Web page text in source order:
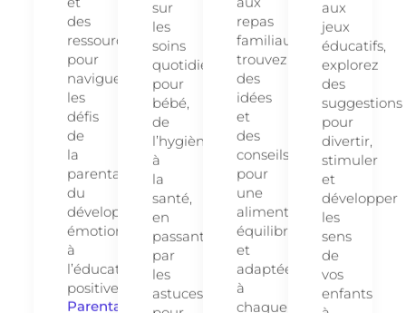
des
ressources
pour
naviguer
les
défis
de
la
parentalité,
du
développement
émotionnel
à
l’éducation
positive.
Parentalité
sur
les
soins
quotidiens
pour
bébé,
de
l’hygiène
à
la
santé,
en
passant
par
les
astuces
repas
familiaux,
trouvez
des
idées
et
des
conseils
pour
une
alimentation
équilibrée
et
adaptée
à
chaque
aux
jeux
éducatifs,
explorez
des
suggestions
pour
divertir,
stimuler
et
développer
les
sens
de
vos
enfants